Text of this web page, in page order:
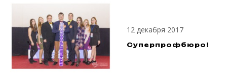
12 декабря 2017
Суперпрофбюро!